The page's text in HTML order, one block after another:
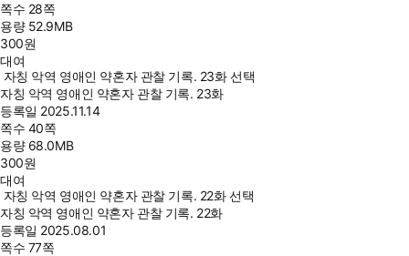
쪽수 28쪽
용량 52.9MB
300원
대여
자칭 악역 영애인 약혼자 관찰 기록. 23화 선택
자칭 악역 영애인 약혼자 관찰 기록. 23화
등록일 2025.11.14
쪽수 40쪽
용량 68.0MB
300원
대여
자칭 악역 영애인 약혼자 관찰 기록. 22화 선택
자칭 악역 영애인 약혼자 관찰 기록. 22화
등록일 2025.08.01
쪽수 77쪽